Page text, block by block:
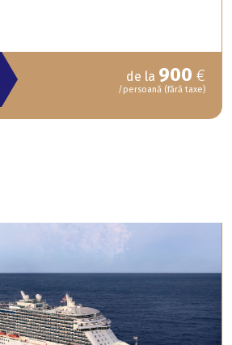
de la 900 €
/persoană (fără taxe)